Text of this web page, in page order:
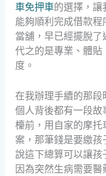
車免押車的選擇，讓
能夠順利完成借款
當舖，早已經擺脫
代之的是專業、體貼
度。
在我辦理手續的那
個人背後都有一段
檯前，用自家的摩托
案，那筆錢是要繳孩
說這下總算可以讓孩
因為突然生病需要